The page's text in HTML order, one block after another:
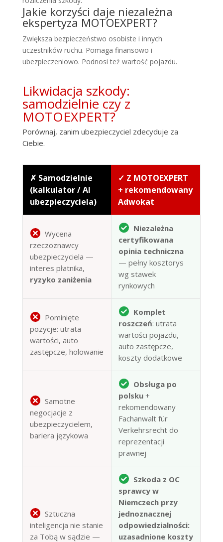
Jakie korzyści daje niezależna
ekspertyza MOTOEXPERT?
Zwiększa bezpieczeństwo osobiste i innych
uczestników ruchu. Pomaga finansowo i
ubezpieczeniowo. Podnosi też wartość pojazdu.
Likwidacja szkody:
samodzielnie czy z
MOTOEXPERT?
Porównaj, zanim ubezpieczyciel zdecyduje za
Ciebie.
✗ Samodzielnie
(kalkulator / AI
ubezpieczyciela)
✓ Z MOTOEXPERT
+ rekomendowany
Adwokat
Wycena
rzeczoznawcy
ubezpieczyciela —
interes płatnika,
ryzyko zaniżenia
Niezależna
certyfikowana
opinia techniczna
— pełny kosztorys
wg stawek
rynkowych
Pominięte
pozycje: utrata
wartości, auto
zastępcze, holowanie
Komplet
roszczeń: utrata
wartości pojazdu,
auto zastępcze,
koszty dodatkowe
Samotne
negocjacje z
ubezpieczycielem,
bariera językowa
Obsługa po
polsku+
rekomendowany
Fachanwalt für
Verkehrsrecht do
reprezentacji
prawnej
Sztuczna
inteligencja nie stanie
za Tobą w sądzie —
Szkoda z OC
sprawcy w
Niemczech przy
jednoznacznej
odpowiedzialności:
uzasadnione koszty